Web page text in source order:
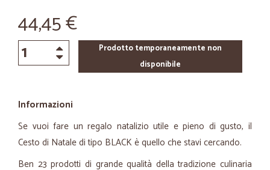
44,45 €
Prodotto temporaneamente non
disponibile
Informazioni
Se vuoi fare un regalo natalizio utile e pieno di gusto, il
Cesto di Natale di tipo BLACK è quello che stavi cercando.
Ben 23 prodotti di grande qualità della tradizione culinaria